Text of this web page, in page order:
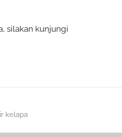
silakan kunjungi
kelapa